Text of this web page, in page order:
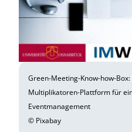
Green-Meeting-Know-how-
Multiplikatoren-Plattform für
Eventmanagement
© Pixabay